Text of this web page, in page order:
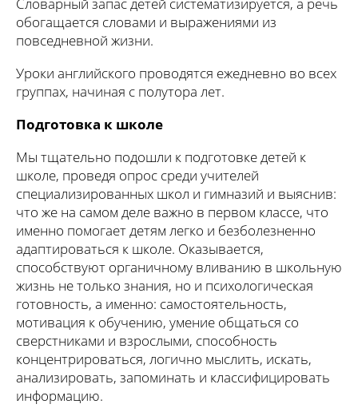
обогащается словами и выражениями из
повседневной жизни.
Уроки английского проводятся ежедневно во всех
группах, начиная с полутора лет.
Подготовка к школе
Мы тщательно подошли к подготовке детей к
школе, проведя опрос среди учителей
специализированных школ и гимназий и выяснив:
что же на самом деле важно в первом классе, что
именно помогает детям легко и безболезненно
адаптироваться к школе. Оказывается,
способствуют органичному вливанию в школьную
жизнь не только знания, но и психологическая
готовность, а именно: самостоятельность,
мотивация к обучению, умение общаться со
сверстниками и взрослыми, способность
концентрироваться, логично мыслить, искать,
анализировать, запоминать и классифицировать
информацию.